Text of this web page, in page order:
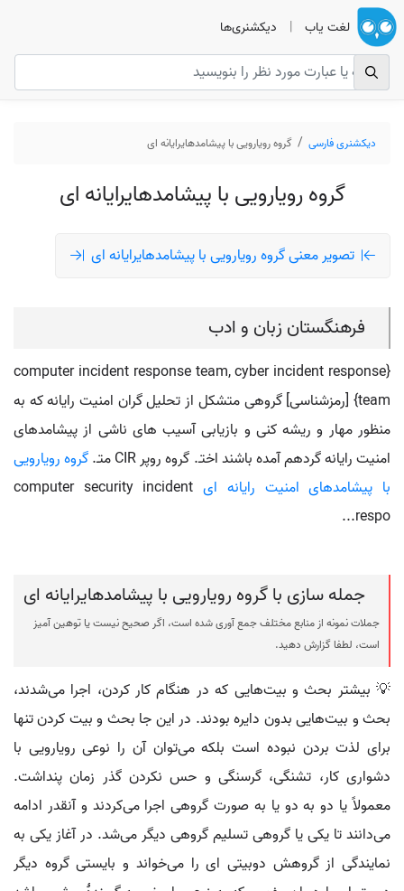
لغت یاب | دیکشنری‌ها
دیکشنری فارسی گروه رویارویی با پیشامدهایرایانه ای
گروه رویارویی با پیشامدهایرایانه ای
تصویر معنی گروه رویارویی با پیشامدهایرایانه ای
فرهنگستان زبان و ادب
{computer incident response team, cyber incident response
team} [رمزشناسی] گروهی متشکل از تحلیل گران امنیت رایانه که به
منظور مهار و ریشه کنی و بازیابی آسیب های ناشی از پیشامدهای
امنیت رایانه گردهم آمده باشند اختـ. گروه روپر CIR متـ.
گروه رویارویی
با پیشامدهای امنیت رایانه ای computer security incident
respo...
جمله سازی با گروه رویارویی با پیشامدهایرایانه ای
جملات نمونه از منابع مختلف جمع آوری شده است، اگر صحیح نیست یا توهین آمیز
است، لطفا گزارش دهید.
💡 بیشتر بحث و بیت‌هایی که در هنگام کار کردن، اجرا می‌شدند،
بحث و بیت‌هایی بدون دایره بودند. در این جا بحث و بیت کردن تنها
برای لذت بردن نبوده است بلکه می‌توان آن را نوعی رویارویی با
دشواری کار، تشنگی، گرسنگی و حس نکردن گذر زمان پنداشت.
معمولاً یا دو به دو یا به صورت گروهی اجرا می‌کردند و آنقدر ادامه
می‌دانند تا یکی یا گروهی تسلیم گروهی دیگر می‌شد. در آغاز یکی به
نمایندگی از گروهش دوبیتی ای را می‌خواند و بایستی گروه دیگر